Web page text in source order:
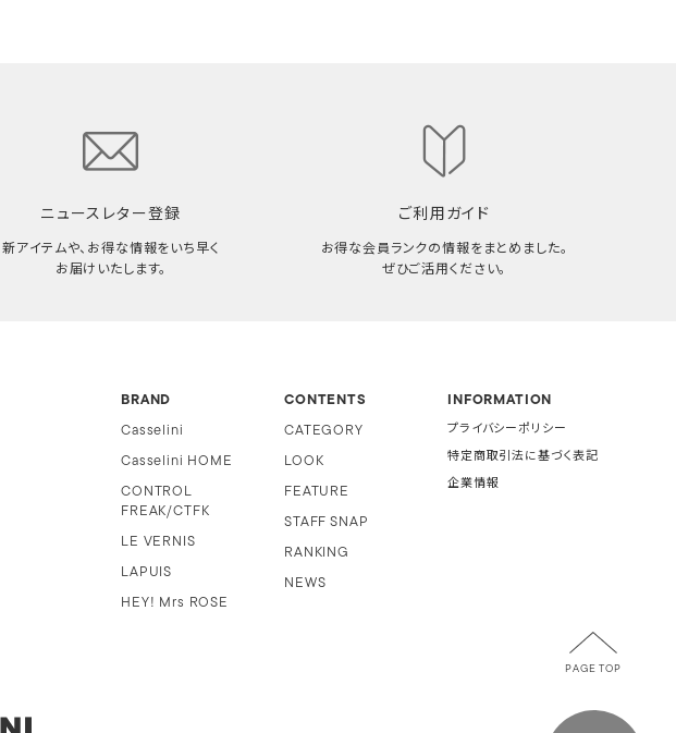
ニュースレター登録
新アイテムや、お得な情報をいち早く
お届けいたします。
ご利用ガイド
お得な会員ランクの情報をまとめました。
ぜひご活用ください。
BRAND
Casselini
Casselini HOME
CONTROL
FREAK/CTFK
LE VERNIS
LAPUIS
HEY! Mrs ROSE
CONTENTS
CATEGORY
LOOK
FEATURE
STAFF SNAP
RANKING
NEWS
INFORMATION
プライバシーポリシー
特定商取引法に基づく表記
企業情報
PAGE TOP